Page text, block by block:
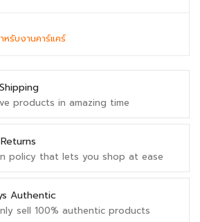
products in amazing time
policy that lets you shop at ease
Authentic
sell 100% authentic products
หรับงานคาร์แคร์